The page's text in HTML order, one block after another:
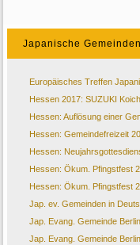
Japanische
Europäisches Treffen
Hessen 2017: SUZUKI
Hessen: Auflösung einer
Hessen: Gemeindefreizeit
Hessen:
Hessen: Ökum. Pfingstfest
Hessen: Ökum. Pfingstfest
Jap. ev. Gemeinden in
Jap. Evang. Gemeinde Berlin
Jap. Evang. Gemeinde